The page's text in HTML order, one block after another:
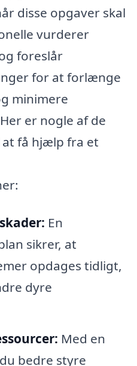
disse opgaver skal
vurderer
foreslår
for at forlænge
minimere
er nogle af de
få hjælp fra et
En
sikrer, at
opdages tidligt,
dyre
Med en
bedre styre